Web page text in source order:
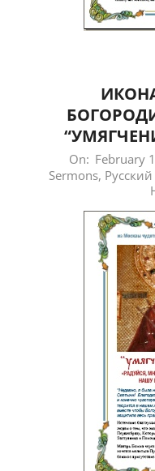
2011-
02-
On: February
Sermons, Русский